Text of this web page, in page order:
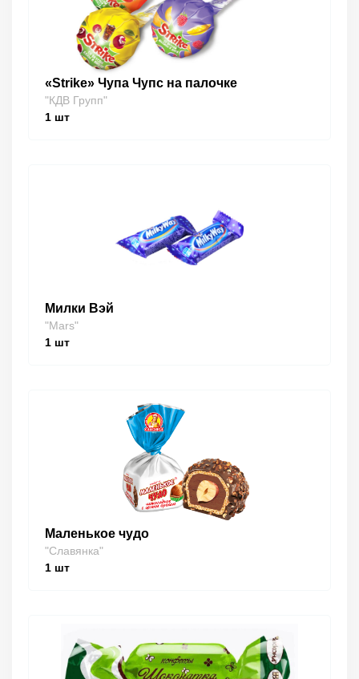
«Strike» Чупа Чупс на палочке
"КДВ Групп"
1 шт
Милки Вэй
"Mars"
1 шт
Маленькое чудо
"Славянка"
1 шт